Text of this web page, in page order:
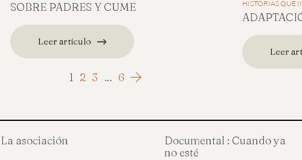
SOBRE PADRES Y CUME
Leer artículo
HISTORIAS QUE
Leer
1 2 3 … 6
La asociación
Documental : Cuando ya
no esté